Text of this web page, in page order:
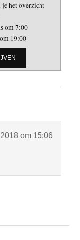
je het overzicht
om 7:00
19:00
om 15:06